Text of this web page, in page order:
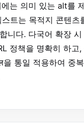
는 의미 있는 alt를
트는 목적지 콘텐츠
니다. 다국어 확장
정책을 명확히 하고
통일 적용하여 중